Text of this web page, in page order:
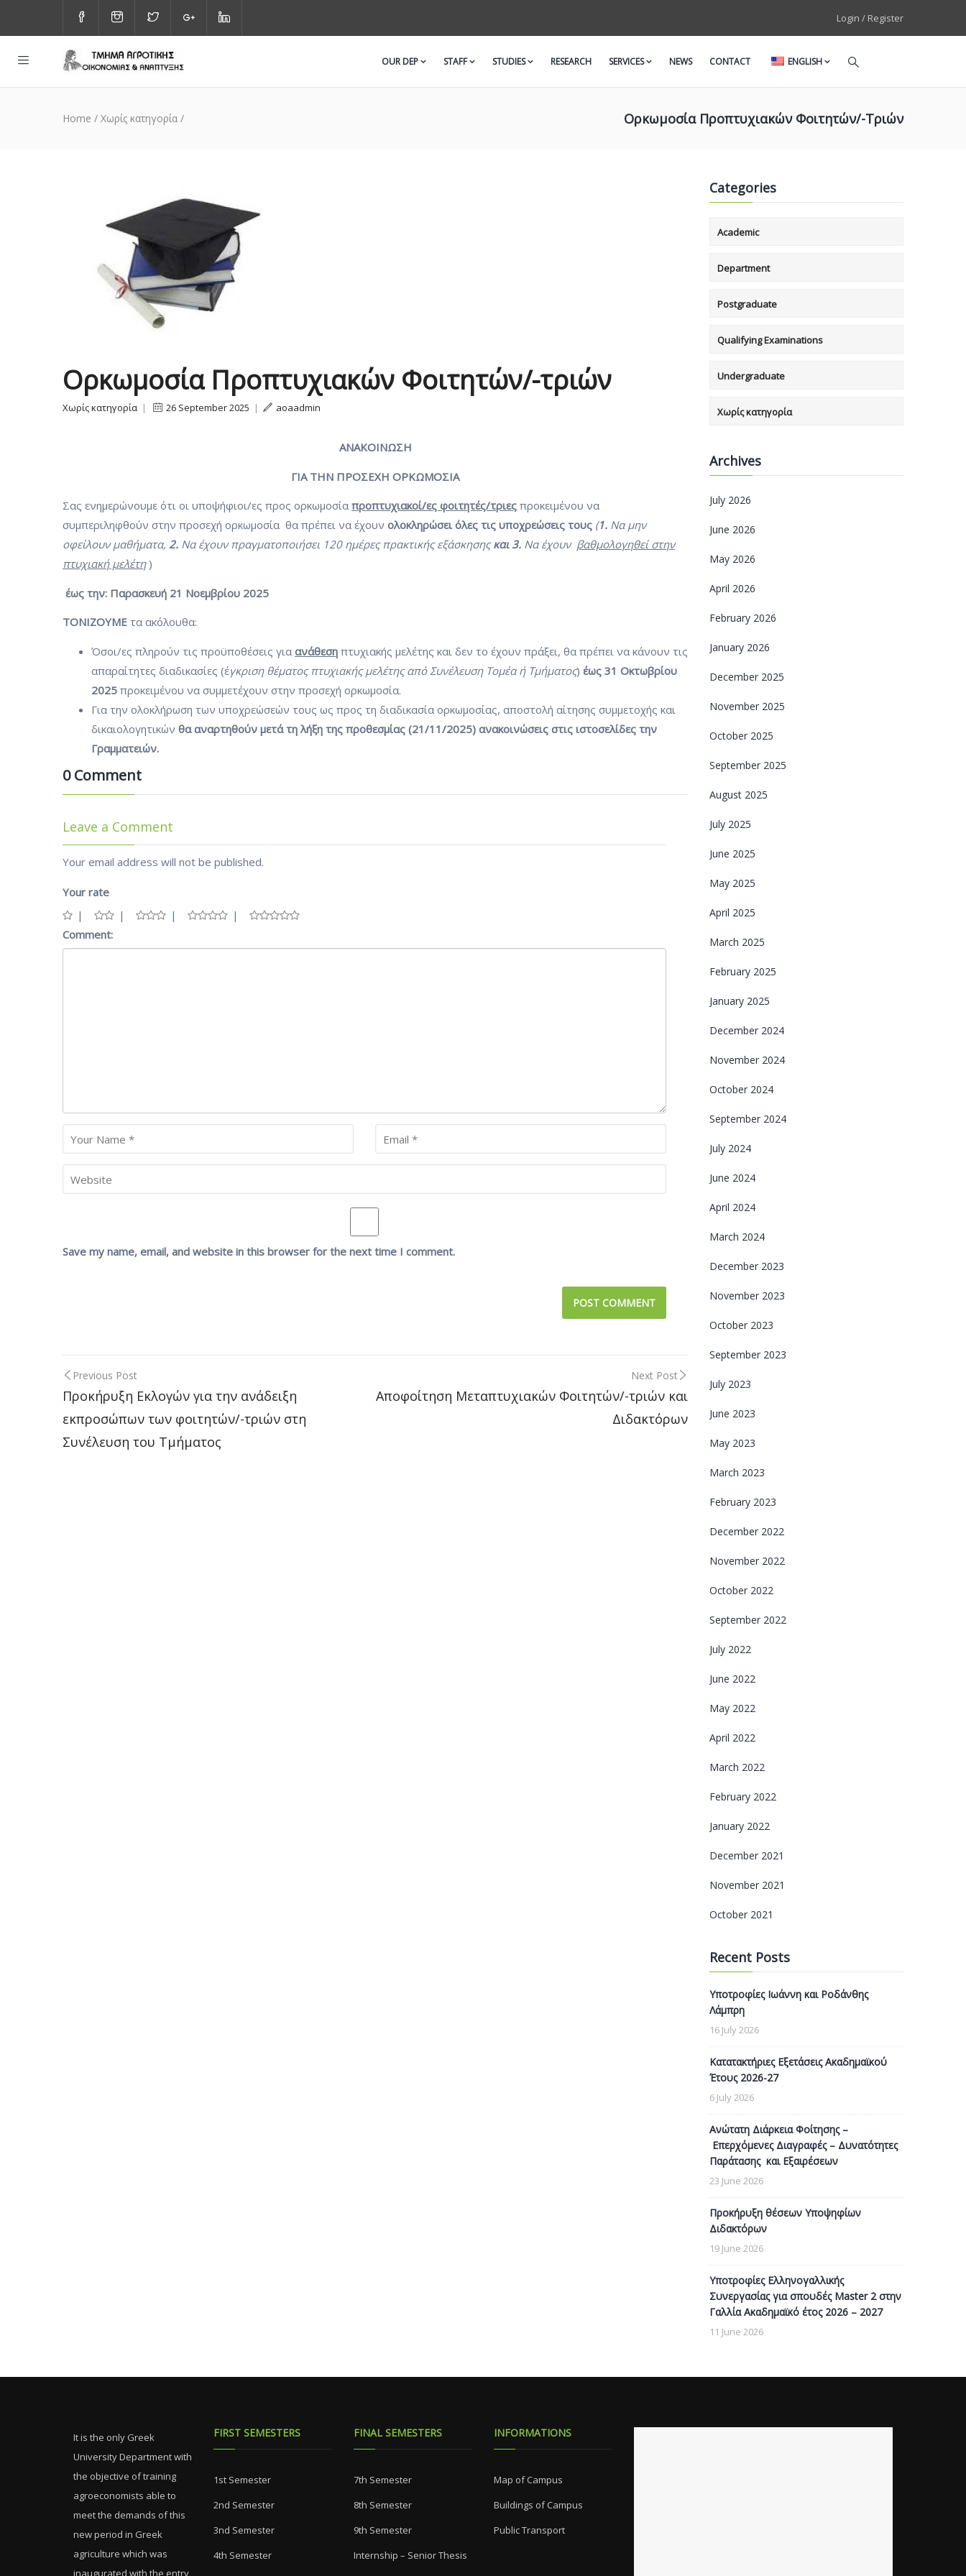
Login / Register
OUR DEP STAFF STUDIES RESEARCH SERVICES NEWS CONTACT ENGLISH
Ορκωμοσία Προπτυχιακών Φοιτητών/-Τριών
Home / Χωρίς κατηγορία /
Ορκωμοσία Προπτυχιακών Φοιτητών/-τριών
Χωρίς κατηγορία | 26 September 2025 | aoaadmin
ΑΝΑΚΟΙΝΩΣΗ
ΓΙΑ ΤΗΝ ΠΡΟΣΕΧΗ ΟΡΚΩΜΟΣΙΑ
Σας ενημερώνουμε ότι οι υποψήφιοι/ες προς ορκωμοσία προπτυχιακοί/ες φοιτητές/τριες προκειμένου να
συμπεριληφθούν στην προσεχή ορκωμοσία θα πρέπει να έχουν ολοκληρώσει όλες τις υποχρεώσεις τους (1. Να μην
οφείλουν μαθήματα, 2. Να έχουν πραγματοποιήσει 120 ημέρες πρακτικής εξάσκησηςκαι 3. Να έχουν βαθμολογηθεί στην
πτυχιακή μελέτη)
έως την: Παρασκευή 21 Νοεμβρίου 2025
ΤΟΝΙΖΟΥΜΕ τα ακόλουθα:
Όσοι/ες πληρούν τις προϋποθέσεις για ανάθεση πτυχιακής μελέτης και δεν το έχουν πράξει, θα πρέπει να κάνουν τις
απαραίτητες διαδικασίες (έγκριση θέματος πτυχιακής μελέτης από Συνέλευση Τομέα ή Τμήματος) έως 31 Οκτωβρίου
2025 προκειμένου να συμμετέχουν στην προσεχή ορκωμοσία.
Για την ολοκλήρωση των υποχρεώσεών τους ως προς τη διαδικασία ορκωμοσίας, αποστολή αίτησης συμμετοχής και
δικαιολογητικών θα αναρτηθούν μετά τη λήξη της προθεσμίας (21/11/2025) ανακοινώσεις στις ιστοσελίδες την
Γραμματειών.
0 Comment
Leave a Comment
Your email address will not be published.
Your rate
Comment:
Save my name, email, and website in this browser for the next time I comment.
Post
navigation
Previous Post
Προκήρυξη Εκλογών για την ανάδειξη
εκπροσώπων των φοιτητών/-τριών στη
Συνέλευση του Τμήματος
Next Post
Αποφοίτηση Μεταπτυχιακών Φοιτητών/-τριών και
Διδακτόρων
Categories
Academic
Department
Postgraduate
Qualifying Examinations
Undergraduate
Χωρίς κατηγορία
Archives
July 2026
June 2026
May 2026
April 2026
February 2026
January 2026
December 2025
November 2025
October 2025
September 2025
August 2025
July 2025
June 2025
May 2025
April 2025
March 2025
February 2025
January 2025
December 2024
November 2024
October 2024
September 2024
July 2024
June 2024
April 2024
March 2024
December 2023
November 2023
October 2023
September 2023
July 2023
June 2023
May 2023
March 2023
February 2023
December 2022
November 2022
October 2022
September 2022
July 2022
June 2022
May 2022
April 2022
March 2022
February 2022
January 2022
December 2021
November 2021
October 2021
Recent Posts
Υποτροφίες Ιωάννη και Ροδάνθης
Λάμπρη
16 July 2026
Κατατακτήριες Εξετάσεις Ακαδημαϊκού
Έτους 2026-27
6 July 2026
Ανώτατη Διάρκεια Φοίτησης –
Επερχόμενες Διαγραφές – Δυνατότητες
Παράτασης και Εξαιρέσεων
23 June 2026
Προκήρυξη θέσεων Υποψηφίων
Διδακτόρων
19 June 2026
Υποτροφίες Ελληνογαλλικής
Συνεργασίας για σπουδές Master 2 στην
Γαλλία Ακαδημαϊκό έτος 2026 – 2027
11 June 2026
It is the only Greek
University Department with
the objective of training
agroeconomists able to
meet the demands of this
new period in Greek
agriculture which was
inaugurated with the entry
FIRST SEMESTERS
1st Semester
2nd Semester
3nd Semester
4th Semester
FINAL SEMESTERS
7th Semester
8th Semester
9th Semester
Internship – Senior Thesis
INFORMATIONS
Map of Campus
Buildings of Campus
Public Transport